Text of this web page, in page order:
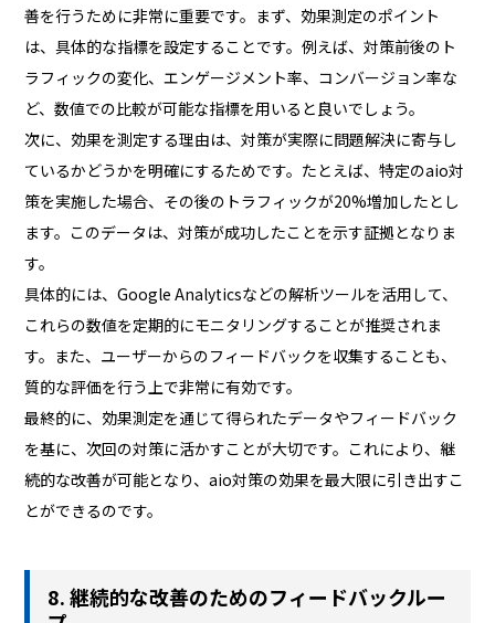
善を行うために非常に重要です。まず、効果測定のポイント
は、具体的な指標を設定することです。例えば、対策前後のト
ラフィックの変化、エンゲージメント率、コンバージョン率な
ど、数値での比較が可能な指標を用いると良いでしょう。
次に、効果を測定する理由は、対策が実際に問題解決に寄与し
ているかどうかを明確にするためです。たとえば、特定のaio対
策を実施した場合、その後のトラフィックが20%増加したとし
ます。このデータは、対策が成功したことを示す証拠となりま
す。
具体的には、Google Analyticsなどの解析ツールを活用して、
これらの数値を定期的にモニタリングすることが推奨されま
す。また、ユーザーからのフィードバックを収集することも、
質的な評価を行う上で非常に有効です。
最終的に、効果測定を通じて得られたデータやフィードバック
を基に、次回の対策に活かすことが大切です。これにより、継
続的な改善が可能となり、aio対策の効果を最大限に引き出すこ
とができるのです。
8. 継続的な改善のためのフィードバックルー